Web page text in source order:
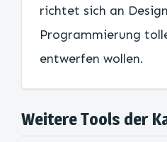
richtet sich an
Programmierung
entwerfen wollen.
Weitere Tools der